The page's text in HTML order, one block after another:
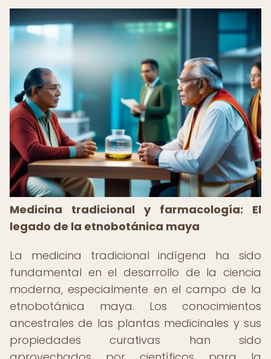
Medicina tradicional y farmacología: El
legado de la etnobotánica maya
La medicina tradicional indígena ha sido
fundamental en el desarrollo de la ciencia
moderna, especialmente en el campo de la
etnobotánica maya. Los conocimientos
ancestrales de las plantas medicinales y sus
propiedades curativas han sido